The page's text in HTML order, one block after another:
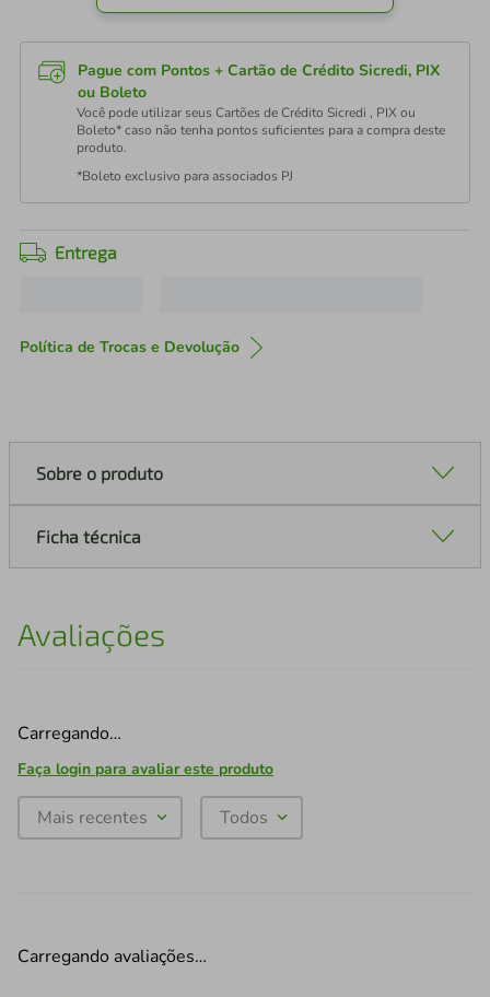
Pague com Pontos + Cartão de Crédito Sicredi, PIX
ou Boleto
Você pode utilizar seus Cartões de Crédito Sicredi , PIX ou
Boleto* caso não tenha pontos suficientes para a compra deste
produto.
*Boleto exclusivo para associados PJ
Entrega
Política de Trocas e Devolução
Sobre o produto
Ficha técnica
Avaliações
Carregando…
Faça login para avaliar este produto
Mais recentes Todos
Carregando avaliações…